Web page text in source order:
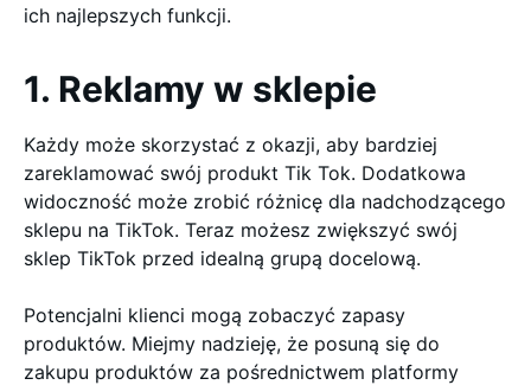
ich najlepszych funkcji.
1. Reklamy w sklepie
Każdy może skorzystać z okazji, aby bardziej
zareklamować swój produkt Tik Tok. Dodatkowa
widoczność może zrobić różnicę dla nadchodzącego
sklepu na TikTok. Teraz możesz zwiększyć swój
sklep TikTok przed idealną grupą docelową.
Potencjalni klienci mogą zobaczyć zapasy
produktów. Miejmy nadzieję, że posuną się do
zakupu produktów za pośrednictwem platformy